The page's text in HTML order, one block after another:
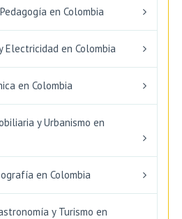
en Colombia
Electricidad en Colombia
en Colombia
y Urbanismo en
en Colombia
y Turismo en